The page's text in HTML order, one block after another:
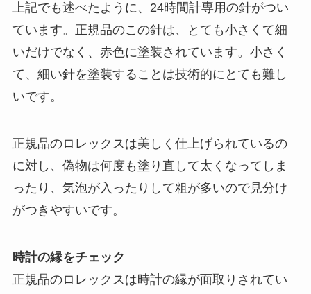
上記でも述べたように、24時間計専用の針がつい
ています。正規品のこの針は、とても小さくて細
いだけでなく、赤色に塗装されています。小さく
て、細い針を塗装することは技術的にとても難し
いです。
正規品のロレックスは美しく仕上げられているの
に対し、偽物は何度も塗り直して太くなってしま
ったり、気泡が入ったりして粗が多いので見分け
がつきやすいです。
時計の縁をチェック
正規品のロレックスは時計の縁が面取りされてい